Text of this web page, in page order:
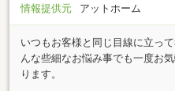
情報提供元
アットホーム
いつもお客様と同じ目線に立っ
んな些細なお悩み事でも一度お
ります。